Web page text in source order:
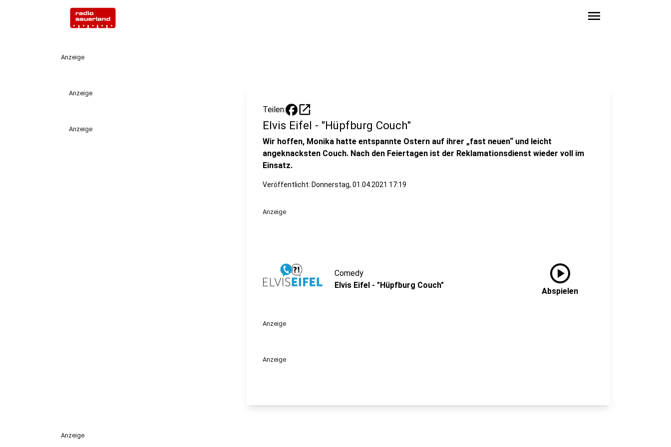
menu
Anzeige
Anzeige
Anzeige
Teilen: open_in_new
Elvis Eifel - "Hüpfburg Couch"
Wir hoffen, Monika hatte entspannte Ostern auf ihrer „fast neuen“ und leicht
angeknacksten Couch. Nach den Feiertagen ist der Reklamationsdienst wieder voll im
Einsatz.
Veröffentlicht: Donnerstag, 01.04.2021 17:19
Anzeige
Comedy
Elvis Eifel - "Hüpfburg Couch"
play_circle
Abspielen
Anzeige
Anzeige
Anzeige